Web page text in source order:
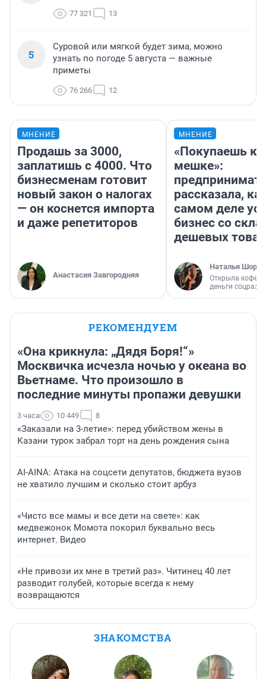
77 321 13
5
Суровой или мягкой будет зима, можно
узнать по погоде 5 августа — важные
приметы
76 266 12
МНЕНИЕ
Продашь за 3000,
заплатишь с 4000. Что
бизнесменам готовит
новый закон о налогах
— он коснется импорта
и даже репетиторов
Анастасия Завгородняя
МНЕНИЕ
«Покупаешь
мешке»:
рассказала,
самом деле
бизнес со
дешевых
Наталья
Открыла
деньги
РЕКОМЕНДУЕМ
«Она крикнула: „Дядя Боря!“»
Москвичка исчезла ночью у океана во
Вьетнаме. Что произошло в
последние минуты пропажи девушки
3 часа 10 449 8
«Заказали на 3-летие»: перед убийством жены в
Казани турок забрал торт на день рождения сына
AI-AINA: Атака на соцсети депутатов, бюджета вузов
не хватило лучшим и сколько стоит арбуз
«Чисто все мамы и все дети на свете»: как
медвежонок Момота покорил буквально весь
интернет. Видео
«Не привози их мне в третий раз». Читинец 40 лет
разводит голубей, которые всегда к нему
возвращаются
ЗНАКОМСТВА